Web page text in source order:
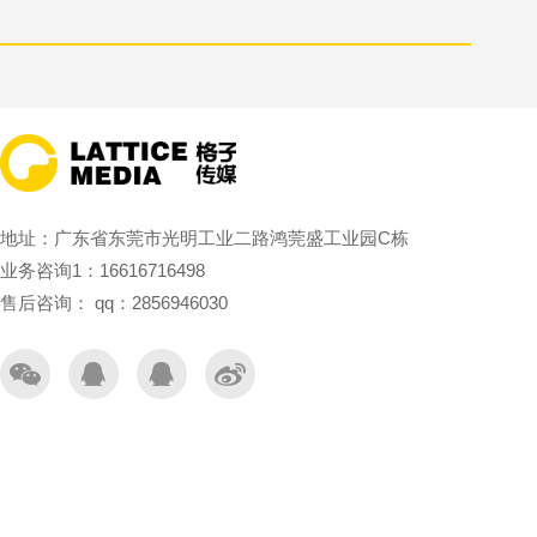
地址：广东省东莞市光明工业二路鸿莞盛工业园C栋
业务咨询1：16616716498
售后咨询： qq：2856946030